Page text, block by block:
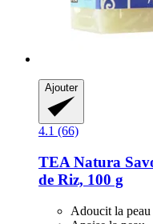
Ajouter
4.1 (66)
TEA Natura
de Riz, 100 g
Adoucit la peau